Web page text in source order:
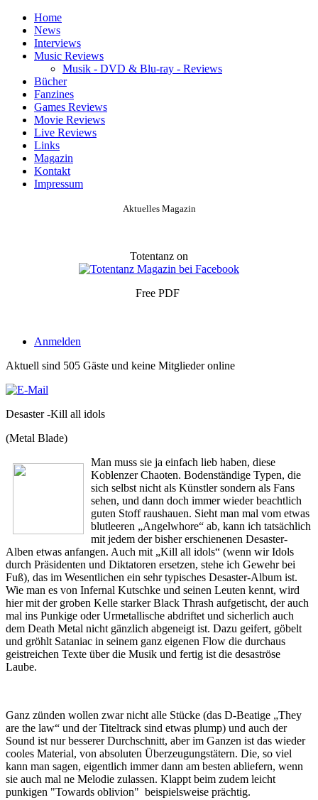
Home
News
Interviews
Music Reviews
Musik - DVD & Blu-ray - Reviews
Bücher
Fanzines
Games Reviews
Movie Reviews
Live Reviews
Links
Magazin
Kontakt
Impressum
Aktuelles Magazin
Totentanz on
Free PDF
Anmelden
Aktuell sind 505 Gäste und keine Mitglieder online
Desaster -Kill all idols
(Metal Blade)
Man muss sie ja einfach lieb haben, diese
Koblenzer Chaoten. Bodenständige Typen, die
sich selbst nicht als Künstler sondern als Fans
sehen, und dann doch immer wieder beachtlich
guten Stoff raushauen. Sieht man mal vom etwas
blutleeren „Angelwhore“ ab, kann ich tatsächlich
mit jedem der bisher erschienenen Desaster-
Alben etwas anfangen. Auch mit „Kill all idols“ (wenn wir Idols
durch Präsidenten und Diktatoren ersetzen, stehe ich Gewehr bei
Fuß), das im Wesentlichen ein sehr typisches Desaster-Album ist.
Wie man es von Infernal Kutschke und seinen Leuten kennt, wird
hier mit der groben Kelle starker Black Thrash aufgetischt, der auch
mal ins Punkige oder Urmetallische abdriftet und sicherlich auch
dem Death Metal nicht gänzlich abgeneigt ist. Dazu geifert, göbelt
und gröhlt Sataniac in seinem ganz eigenen Flow die durchaus
geistreichen Texte über die Musik und fertig ist die desaströse
Laube.
Ganz zünden wollen zwar nicht alle Stücke (das D-Beatige „They
are the law“ und der Titeltrack sind etwas plump) und auch der
Sound ist nur besserer Durchschnitt, aber im Ganzen ist das wieder
cooles Material, von absoluten Überzeugungstätern. Die, so viel
kann man sagen, eigentlich immer dann am besten abliefern, wenn
sie auch mal ne Melodie zulassen. Klappt beim zudem leicht
punkigen "Towards oblivion" beispielsweise prächtig.